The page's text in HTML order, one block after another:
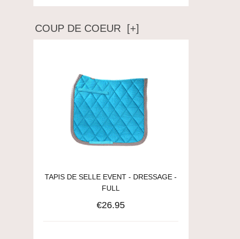
COUP DE COEUR [+]
TAPIS DE SELLE EVENT - DRESSAGE -
FULL
€26.95